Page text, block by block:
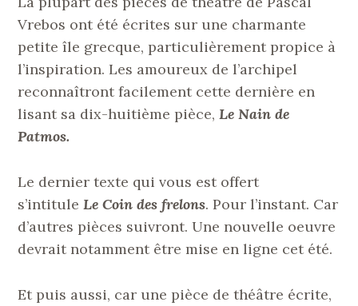
Vrebos ont été écrites sur une charmante
petite île grecque, particulièrement propice à
l’inspiration. Les amoureux de l’archipel
reconnaîtront facilement cette dernière en
lisant sa dix-huitième pièce,Le Nain de
Patmos.
Le dernier texte qui vous est offert
s’intituleLe Coin des frelons. Pour l’instant. Car
d’autres pièces suivront. Une nouvelle oeuvre
devrait notamment être mise en ligne cet été.
Et puis aussi, car une pièce de théâtre écrite,